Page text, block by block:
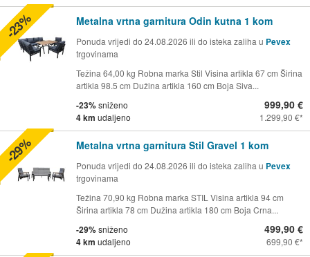
Metalna vrtna garnitura Odin kutna 1 kom
Ponuda vrijedi do 24.08.2026 ili do isteka zaliha u Pevex
trgovinama
Težina 64,00 kg Robna marka Stil Visina artikla 67 cm Širina
artikla 98.5 cm Dužina artikla 160 cm Boja Siva...
-23%sniženo
4 km udaljeno
999,90 €
1.299,90 €
-23%
Metalna vrtna garnitura Stil Gravel 1 kom
Ponuda vrijedi do 24.08.2026 ili do isteka zaliha u Pevex
trgovinama
Težina 70,90 kg Robna marka STIL Visina artikla 94 cm
Širina artikla 78 cm Dužina artikla 180 cm Boja Crna...
-29%sniženo
4 km udaljeno
499,90 €
699,90 €
-29%